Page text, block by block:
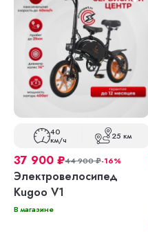
40
км/ч 25 км
37 900 ₽44 900₽-16%
Электровелосипед
Kugoo V1
В магазине